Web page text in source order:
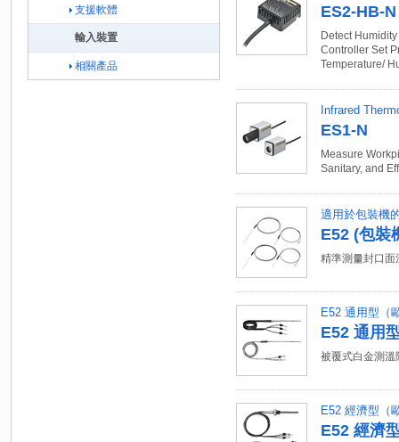
ES2-HB-
Detect
Controller Set
Temperature/
Infrared
ES1-N
Measure
Sanitary, and
適用於包裝機
E52 (包裝
精準測量封口面
E52 通用型（
E52 通用
被覆式白金測溫
E52 經濟型（
E52 經濟
支援軟體
輸入裝置
相關產品